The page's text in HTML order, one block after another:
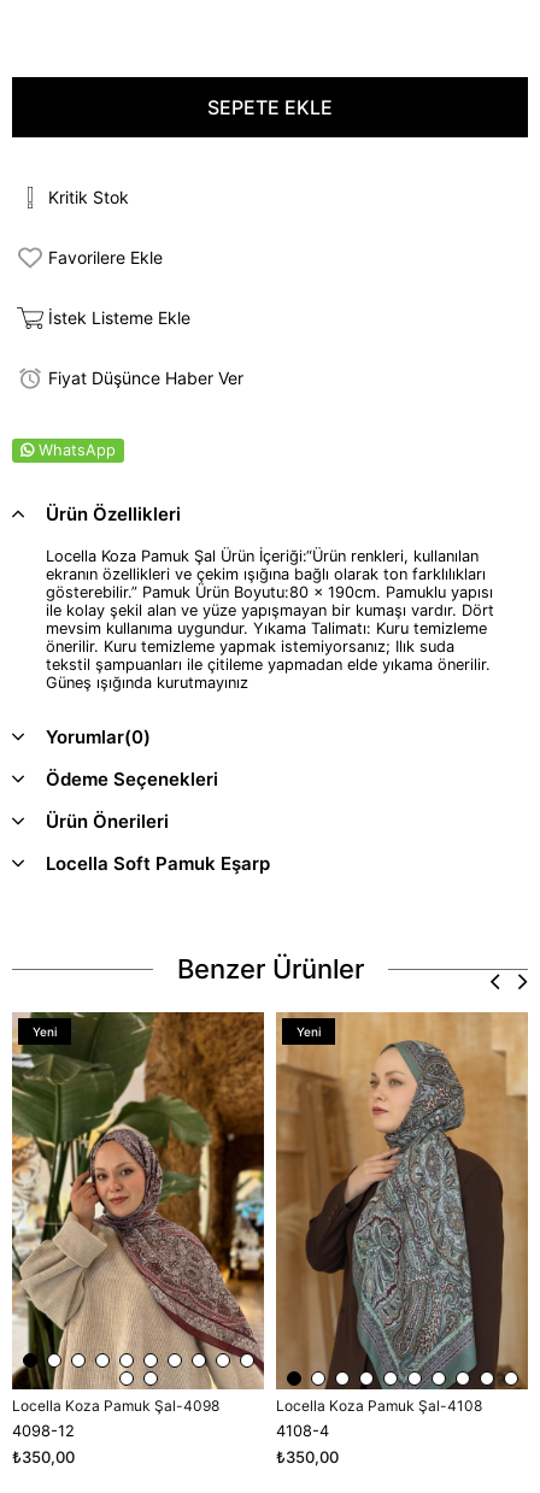
Kritik Stok
Favorilere Ekle
İstek Listeme Ekle
Fiyat Düşünce Haber Ver
WhatsApp
Ürün Özellikleri
Locella Koza Pamuk Şal Ürün İçeriği:“Ürün renkleri, kullanılan
ekranın özellikleri ve çekim ışığına bağlı olarak ton farklılıkları
gösterebilir.” Pamuk Ürün Boyutu:80 x 190cm. Pamuklu yapısı
ile kolay şekil alan ve yüze yapışmayan bir kumaşı vardır. Dört
mevsim kullanıma uygundur. Yıkama Talimatı: Kuru temizleme
önerilir. Kuru temizleme yapmak istemiyorsanız; Ilık suda
tekstil şampuanları ile çitileme yapmadan elde yıkama önerilir.
Güneş ışığında kurutmayınız
Yorumlar(0)
Ödeme Seçenekleri
Ürün Önerileri
Locella Soft Pamuk Eşarp
Benzer Ürünler
Locella Koza Pamuk Şal-4098
4098-12
₺350,00
Yeni
Ürün
Locella Koza Pamuk Şal-4108
4108-4
₺350,00
Yeni